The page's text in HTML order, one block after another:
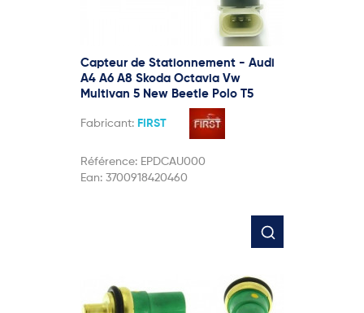
Capteur de Stationnement - Audi
A4 A6 A8 Skoda Octavia Vw
Multivan 5 New Beetle Polo T5
Fabricant: FIRST
Référence: EPDCAU000
Ean: 3700918420460